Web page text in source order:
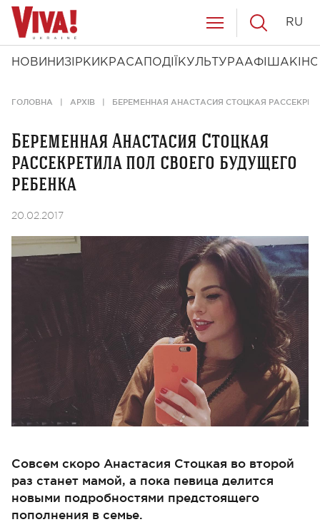
НОВИНИ ЗІРКИ КРАСА ПОДІЇ КУЛЬТУРААФІША КІНО
RU
ГОЛОВНА АРХІВ БЕРЕМЕННАЯ АНАСТАСИЯ СТОЦКАЯ
Беременная Анастасия Стоцкая
рассекретила пол своего будущего
ребенка
20.02.2017
Совсем скоро Анастасия Стоцкая во второй
раз станет мамой, а пока певица делится
новыми подробностями предстоящего
пополнения в семье.